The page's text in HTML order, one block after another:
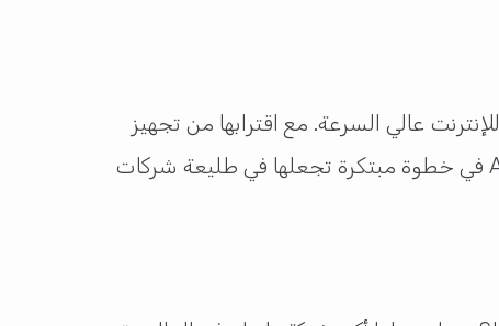
تستمر الخطوط الجوية القطرية في ريادتها لقطاع الطيران من خلال تزويد أسطول طائراتها بتقنية Starlink للإنترنت عالي السرعة. مع اقترابها من تجهيز
جميع طائرات بوينغ 777، تواصل الناقلة الوطنية تقدمها بتوسيع هذه الخدمة لتشمل طائرات إيرباص A350 في خطوة مبتكرة تجعلها في طليعة شركات